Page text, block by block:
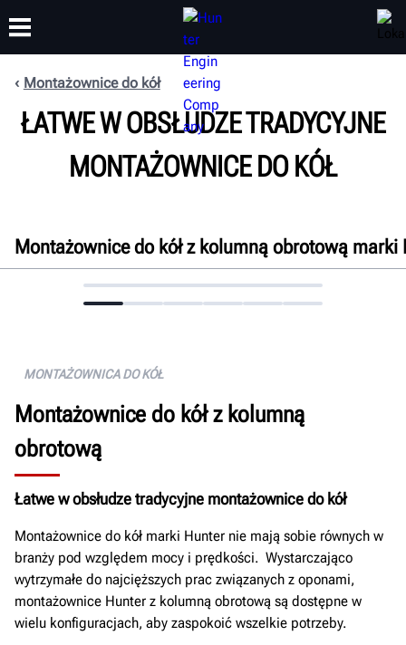
PRODUKTY WSPARCIE
SZKOLENIA
O NAS
Montażownice do kół
ŁATWE W OBSŁUDZE TRADYCYJNE
MONTAŻOWNICE DO KÓŁ
Montażownice do kół z kolumną obrotową
Dokumenty
Uzyskaj bezpłatną ofertę
MONTAŻOWNICA DO KÓŁ
Montażownice do kół z kolumną
obrotową
Łatwe w obsłudze tradycyjne montażownice do kół
Montażownice do kół marki Hunter nie mają sobie równych w
branży pod względem mocy i prędkości. Wystarczająco
wytrzymałe do najcięższych prac związanych z oponami,
montażownice Hunter z kolumną obrotową są dostępne w
wielu konfiguracjach, aby zaspokoić wszelkie potrzeby.